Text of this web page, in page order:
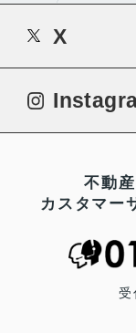
X
不動
カスタマー